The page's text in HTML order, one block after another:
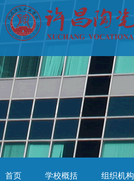
首页 学校概括 组织机构